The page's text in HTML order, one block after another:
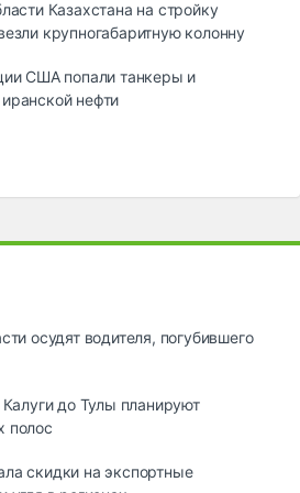
Казахстана на стройку
крупногабаритную колонну
США попали танкеры и
нефти
осудят водителя, погубившего
до Тулы планируют
полос
скидки на экспортные